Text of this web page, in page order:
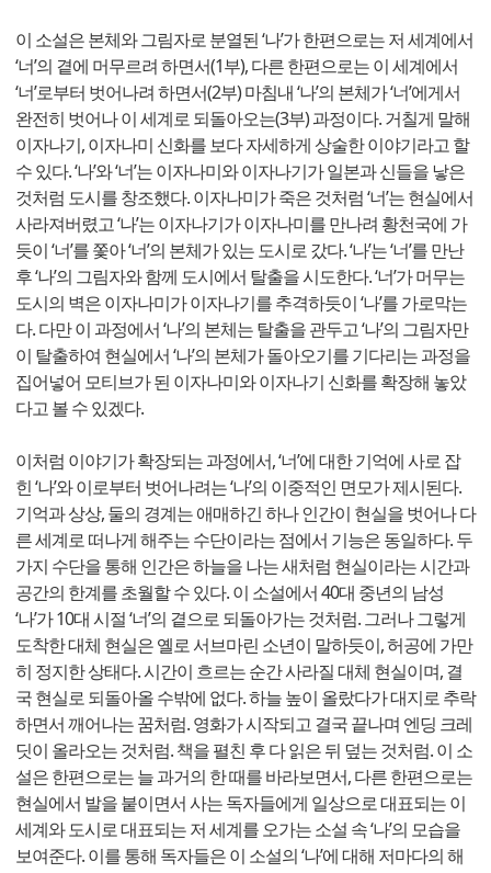
이 소설은 본체와 그림자로 분열된 ‘나’가 한편으로는 저 세계에서
‘너’의 곁에 머무르려 하면서(1부), 다른 한편으로는 이 세계에서
‘너’로부터 벗어나려 하면서(2부) 마침내 ‘나’의 본체가 ‘너’에게서
완전히 벗어나 이 세계로 되돌아오는(3부) 과정이다. 거칠게 말해
이자나기, 이자나미 신화를 보다 자세하게 상술한 이야기라고 할
수 있다. ‘나’와 ‘너’는 이자나미와 이자나기가 일본과 신들을 낳은
것처럼 도시를 창조했다. 이자나미가 죽은 것처럼 ‘너’는 현실에서
사라져버렸고 ‘나’는 이자나기가 이자나미를 만나려 황천국에 가
듯이 ‘너’를 쫓아 ‘너’의 본체가 있는 도시로 갔다. ‘나’는 ‘너’를 만난
후 ‘나’의 그림자와 함께 도시에서 탈출을 시도한다. ‘너’가 머무는
도시의 벽은 이자나미가 이자나기를 추격하듯이 ‘나’를 가로막는
다. 다만 이 과정에서 ‘나’의 본체는 탈출을 관두고 ‘나’의 그림자만
이 탈출하여 현실에서 ‘나’의 본체가 돌아오기를 기다리는 과정을
집어넣어 모티브가 된 이자나미와 이자나기 신화를 확장해 놓았
다고 볼 수 있겠다.
이처럼 이야기가 확장되는 과정에서, ‘너’에 대한 기억에 사로 잡
힌 ‘나’와 이로부터 벗어나려는 ‘나’의 이중적인 면모가 제시된다.
기억과 상상, 둘의 경계는 애매하긴 하나 인간이 현실을 벗어나 다
른 세계로 떠나게 해주는 수단이라는 점에서 기능은 동일하다. 두
가지 수단을 통해 인간은 하늘을 나는 새처럼 현실이라는 시간과
공간의 한계를 초월할 수 있다. 이 소설에서 40대 중년의 남성
‘나’가 10대 시절 ‘너’의 곁으로 되돌아가는 것처럼. 그러나 그렇게
도착한 대체 현실은 옐로 서브마린 소년이 말하듯이, 허공에 가만
히 정지한 상태다. 시간이 흐르는 순간 사라질 대체 현실이며, 결
국 현실로 되돌아올 수밖에 없다. 하늘 높이 올랐다가 대지로 추락
하면서 깨어나는 꿈처럼. 영화가 시작되고 결국 끝나며 엔딩 크레
딧이 올라오는 것처럼. 책을 펼친 후 다 읽은 뒤 덮는 것처럼. 이 소
설은 한편으로는 늘 과거의 한 때를 바라보면서, 다른 한편으로는
현실에서 발을 붙이면서 사는 독자들에게 일상으로 대표되는 이
세계와 도시로 대표되는 저 세계를 오가는 소설 속 ‘나’의 모습을
보여준다. 이를 통해 독자들은 이 소설의 ‘나’에 대해 저마다의 해